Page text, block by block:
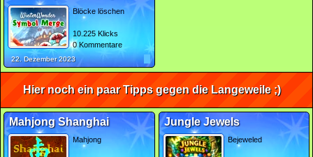
Blöcke löschen
10.225 Klicks
0 Kommentare
22. Dezember 2023
Hier noch ein paar Tipps gegen die Langeweile ;)
Mahjong Shanghai
Mahjong
Jungle Jewels
Bejeweled